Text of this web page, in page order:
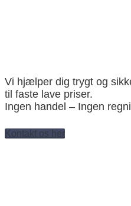
Vi hjælper dig trygt og
til faste lave priser.
Ingen handel – Ingen
Kontakt os her